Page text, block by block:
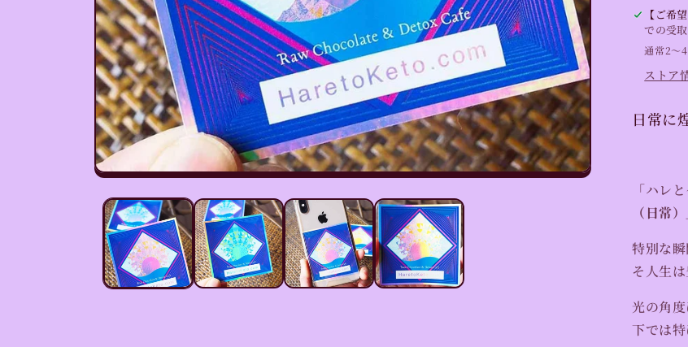
モ
ダ
ル
で
メ
デ
ィ
ゴ
ス
テ
ッ
（
【お
け
日
指
定
可】
【ご希
での受取
通常2〜
ストア
日常に
「ハレ
（日常
特別な
そ人生
光の角
下では特